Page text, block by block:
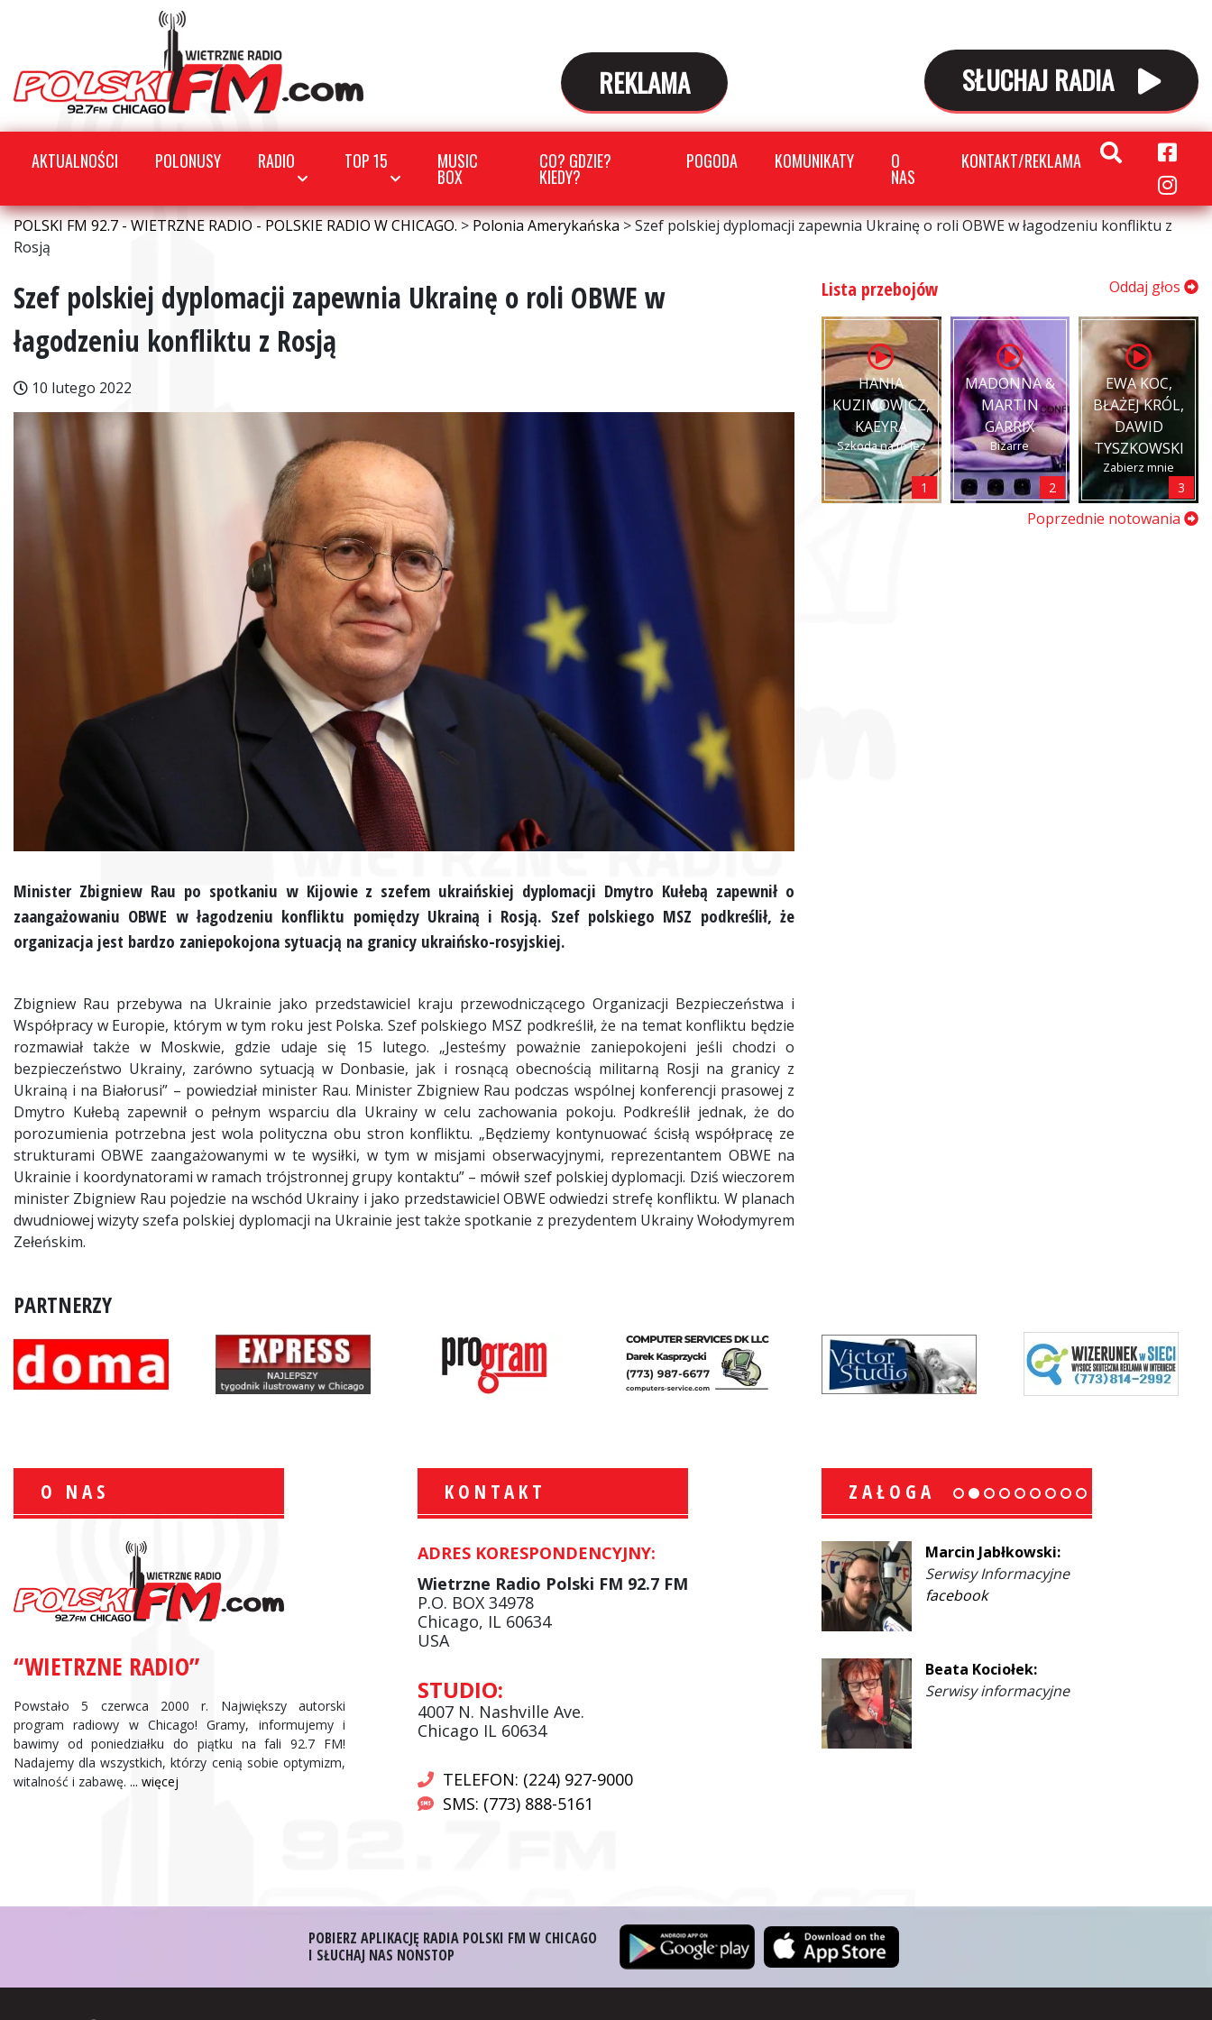
REKLAMA SŁUCHAJ RADIA
AKTUALNOŚCI POLONUSY RADIO TOP 15 MUSIC
BOX
CO? GDZIE?
KIEDY?
POGODA KOMUNIKATY O
NAS
KONTAKT/REKLAMA
POLSKI FM 92.7 - WIETRZNE RADIO - POLSKIE RADIO W CHICAGO.>Polonia Amerykańska>Szef polskiej dyplomacji zapewnia Ukrainę o roli OBWE w łagodzeniu konfliktu z
Rosją
Szef polskiej dyplomacji zapewnia Ukrainę o roli OBWE w
łagodzeniu konfliktu z Rosją
10 lutego 2022
Minister Zbigniew Rau po spotkaniu w Kijowie z szefem ukraińskiej dyplomacji Dmytro Kułebą zapewnił o
zaangażowaniu OBWE w łagodzeniu konfliktu pomiędzy Ukrainą i Rosją. Szef polskiego MSZ podkreślił, że
organizacja jest bardzo zaniepokojona sytuacją na granicy ukraińsko-rosyjskiej.
Zbigniew Rau przebywa na Ukrainie jako przedstawiciel kraju przewodniczącego Organizacji Bezpieczeństwa i
Współpracy w Europie, którym w tym roku jest Polska. Szef polskiego MSZ podkreślił, że na temat konfliktu będzie
rozmawiał także w Moskwie, gdzie udaje się 15 lutego. „Jesteśmy poważnie zaniepokojeni jeśli chodzi o
bezpieczeństwo Ukrainy, zarówno sytuacją w Donbasie, jak i rosnącą obecnością militarną Rosji na granicy z
Ukrainą i na Białorusi” – powiedział minister Rau. Minister Zbigniew Rau podczas wspólnej konferencji prasowej z
Dmytro Kułebą zapewnił o pełnym wsparciu dla Ukrainy w celu zachowania pokoju. Podkreślił jednak, że do
porozumienia potrzebna jest wola polityczna obu stron konfliktu. „Będziemy kontynuować ścisłą współpracę ze
strukturami OBWE zaangażowanymi w te wysiłki, w tym w misjami obserwacyjnymi, reprezentantem OBWE na
Ukrainie i koordynatorami w ramach trójstronnej grupy kontaktu” – mówił szef polskiej dyplomacji. Dziś wieczorem
minister Zbigniew Rau pojedzie na wschód Ukrainy i jako przedstawiciel OBWE odwiedzi strefę konfliktu. W planach
dwudniowej wizyty szefa polskiej dyplomacji na Ukrainie jest także spotkanie z prezydentem Ukrainy Wołodymyrem
Zełeńskim.
Lista przebojów Oddaj głos
HANIA
KUZIMOWICZ,
KAEYRA
Szkoda na to łez
1
MADONNA &
MARTIN
GARRIX
Bizarre
2
EWA KOC,
BŁAŻEJ KRÓL,
DAWID
TYSZKOWSKI
Zabierz mnie
3
Poprzednie notowania
PARTNERZY
O NAS
“WIETRZNE RADIO”
Powstało 5 czerwca 2000 r. Największy autorski
program radiowy w Chicago! Gramy, informujemy i
bawimy od poniedziałku do piątku na fali 92.7 FM!
Nadajemy dla wszystkich, którzy cenią sobie optymizm,
witalność i zabawę. ... więcej
KONTAKT
ADRES KORESPONDENCYJNY:
Wietrzne Radio Polski FM 92.7 FM
P.O. BOX 34978
Chicago, IL 60634
USA
STUDIO:
4007 N. Nashville Ave.
Chicago IL 60634
TELEFON: (224) 927-9000
SMS: (773) 888-5161
ZAŁOGA
Informacje Giełdowe
Krzysztof Wawer:
Komentator
facebook
Marcin Jabłkowski:
Serwisy Informacyjne
facebook
Beata Kociołek:
Serwisy informacyjne
POBIERZ APLIKACJĘ RADIA POLSKI FM W CHICAGO
I SŁUCHAJ NAS NONSTOP